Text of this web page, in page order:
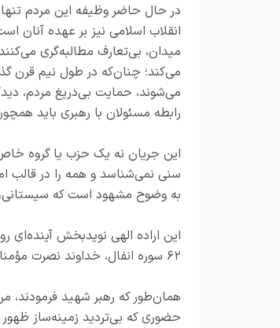
در حال حاضر وظیفه این مردم
انقلاب اسلامی نیز بر عهده آنان
میدان، بی‌تعارف مطالبه‌گری
می‌کند؛ چنان‌که در طول نیم قرن
می‌شوند، حمایت بی‌دریغ مردم،
رابطه مسئولان با رهبری باید
این جریان نه یک حزب یا گروه
سنی نمی‌شناسد و همه را در قالب
به وضوح مشهود است که
این اراده الهی نویدبخش
۶۲ سوره انفال، خداوند نصرت مؤمنان را در کنار نصرت خویش قرار داده است.
همان‌طور که رهبر شهید فرمودند،
حضوری که بی‌تردید زمینه‌ساز